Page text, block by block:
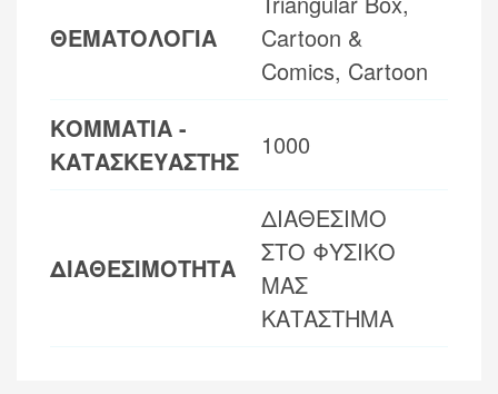
ΘΕΜΑΤΟΛΟΓΙΑ
Cartoon &
Comics, Cartoon
ΚΟΜΜΑΤΙΑ -
ΚΑΤΑΣΚΕΥΑΣΤΗΣ
1000
ΔΙΑΘΕΣΙΜΟΤΗΤΑ
ΔΙΑΘΕΣΙΜΟ
ΣΤΟ ΦΥΣΙΚΟ
ΜΑΣ
ΚΑΤΑΣΤΗΜΑ